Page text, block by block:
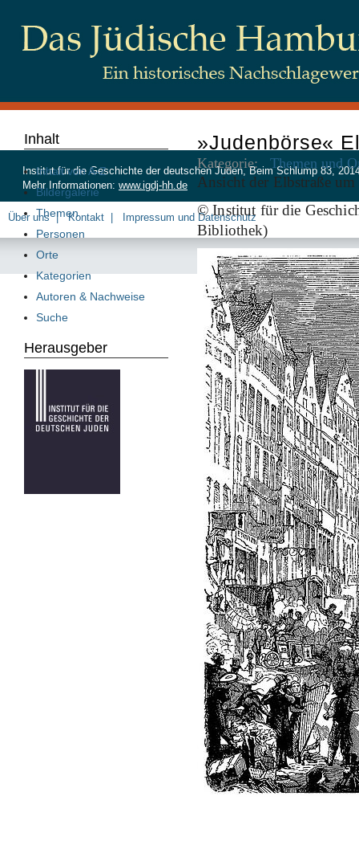
»Judenbörse«
Kategorie: Themen und
Ansicht der Elbstraße
© Institut für die
Bibliothek)
Inhalt
Inhalt von A-Z
Bildergalerie
Themen
Personen
Orte
Kategorien
Autoren & Nachweise
Suche
Herausgeber
Institut für die Geschichte der deutschen Juden, Beim Schlump 83,
Mehr Informationen: www.igdj-hh.de
Über uns Kontakt Impressum und Datenschutz